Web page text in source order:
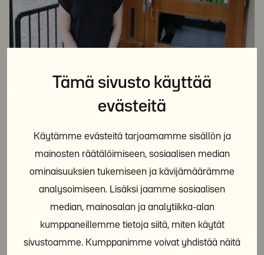
Tämä sivusto käyttää
evästeitä
Käytämme evästeitä tarjoamamme sisällön ja
mainosten räätälöimiseen, sosiaalisen median
ominaisuuksien tukemiseen ja kävijämäärämme
analysoimiseen. Lisäksi jaamme sosiaalisen
median, mainosalan ja analytiikka-alan
kumppaneillemme tietoja siitä, miten käytät
sivustoamme. Kumppanimme voivat yhdistää näitä
Alvila tarjoaa mielenterveystoipujille kodin ja
9.7.2026 Uutinen